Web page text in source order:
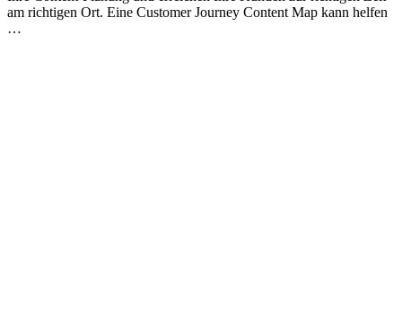
am richtigen Ort. Eine Customer Journey Content Map kann helfen
…